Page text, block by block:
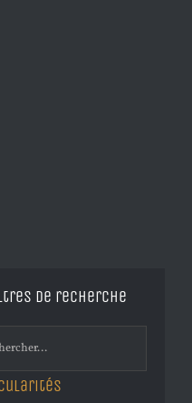
de recherche